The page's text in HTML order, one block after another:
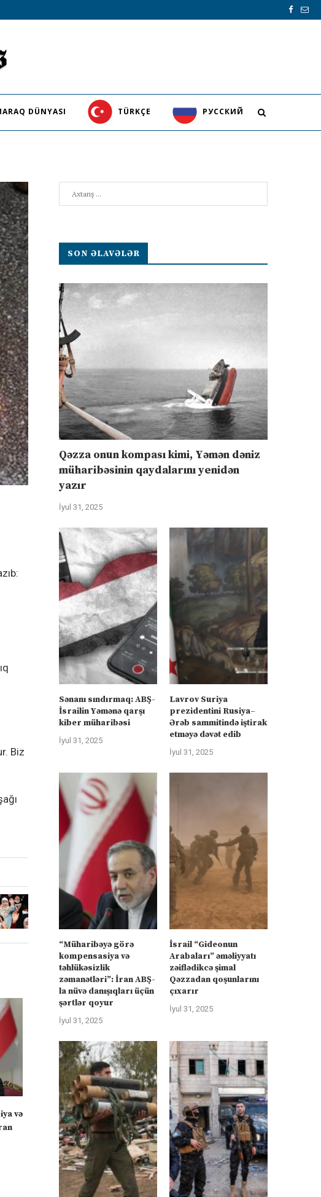
DÜNYASI TÜRKÇE PУССКИЙ
Biz
və
İsrail “Gideonun Arabaları”
əməliyyatı zəiflədikcə şimal
Qəzzadan qoşunlarını...
İyul 31, 2025
Kanadanın İsrailə silah
hökumətin qadağasına
‘fasiləsiz’...
İyul 31, 2025
SON ƏLAVƏLƏR
Qəzza onun kompası kimi, Yəmən dəniz
müharibəsinin qaydalarını yenidən
yazır
İyul 31, 2025
Sənanı sındırmaq: ABŞ-
İsrailin Yəmənə qarşı
kiber müharibəsi
İyul 31, 2025
Lavrov Suriya
prezidentini Rusiya–
Ərəb sammitində iştirak
etməyə dəvət edib
İyul 31, 2025
“Müharibəyə görə
kompensasiya və
təhlükəsizlik
zəmanətləri”: İran ABŞ-
la nüvə danışıqları üçün
şərtlər qoyur
İyul 31, 2025
İsrail “Gideonun
Arabaları” əməliyyatı
zəiflədikcə şimal
Qəzzadan qoşunlarını
çıxarır
İyul 31, 2025